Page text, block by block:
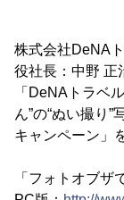
株式会社DeNA
役社長：中野 正
「DeNAトラベ
ん”の“ぬい撮り
キャンペーン」
「フォトオブザ